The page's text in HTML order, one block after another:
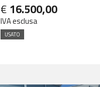
€ 16.500,00
IVA esclusa
USATO